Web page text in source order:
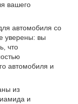
вашего
автомобиля со
уверены: вы
что
автомобиля и
из
и